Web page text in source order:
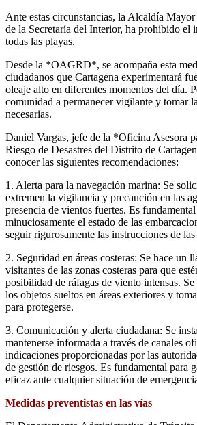
Ante estas circunstancias, la Alcaldía Mayor
de la Secretaría del Interior, ha prohibido el
todas las playas.
Desde la *OAGRD*, se acompaña esta
ciudadanos que Cartagena experimentará
oleaje alto en diferentes momentos del día.
comunidad a permanecer vigilante y tomar
necesarias.
Daniel Vargas, jefe de la *Oficina Asesora
Riesgo de Desastres del Distrito de
conocer las siguientes recomendaciones:
1. Alerta para la navegación marina: Se
extremen la vigilancia y precaución en las
presencia de vientos fuertes. Es
minuciosamente el estado de las
seguir rigurosamente las instrucciones de
2. Seguridad en áreas costeras: Se hace un
visitantes de las zonas costeras para que
posibilidad de ráfagas de viento intensas.
los objetos sueltos en áreas exteriores y
para protegerse.
3. Comunicación y alerta ciudadana: Se
mantenerse informada a través de canales
indicaciones proporcionadas por las
de gestión de riesgos. Es fundamental para
eficaz ante cualquier situación de
Medidas preventistas en las vías